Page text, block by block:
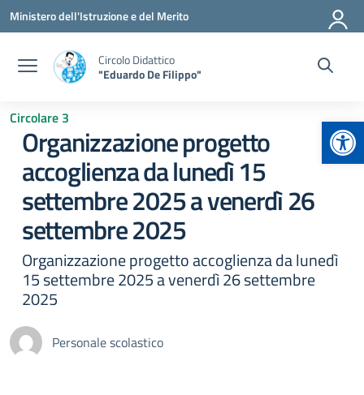
Vai ai contenuti
Vai al menu di navigazione
Vai al footer
Ministero dell'Istruzione e del Merito
Circolo Didattico
"Eduardo De Filippo"
Circolare 3
Organizzazione progetto
accoglienza da lunedì 15
settembre 2025 a venerdì 26
settembre 2025
Organizzazione progetto accoglienza da lunedì
15 settembre 2025 a venerdì 26 settembre
2025
Personale scolastico